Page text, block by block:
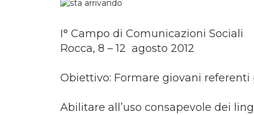
I° Campo di Comunicazioni Sociali
Rocca, 8 – 12 agosto 2012
Obiettivo: Formare giovani
Abilitare all’uso consapevole dei